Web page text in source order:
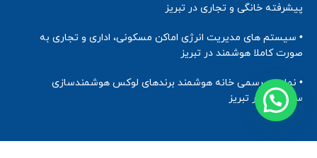
پیشرفته خانگی و تجاری در تبریز
• سیستم های مدیریت انرژی اماکن مسکونی، اداری و تجاری به
صورت کاملا هوشمند در تبریز
• نماینده رسمی خانه هوشمند برندهای لوکس هوشمندسازی
ساختمان در تبریز